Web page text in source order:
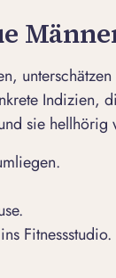
Indizien,
sie hellhörig
Fitnessstudio.